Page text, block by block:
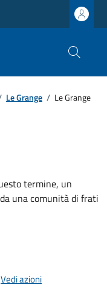
Le Grange / Le Grange
termine, un
una comunità di frati
Vedi azioni